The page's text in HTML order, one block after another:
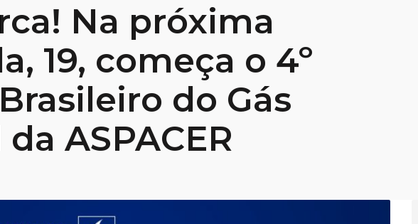
Na próxima
19, começa o 4º
do Gás
ASPACER